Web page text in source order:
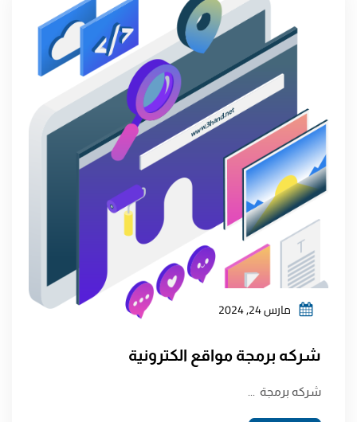
مارس 24, 2024
شركه برمجة مواقع الكترونية
شركه برمجة ...